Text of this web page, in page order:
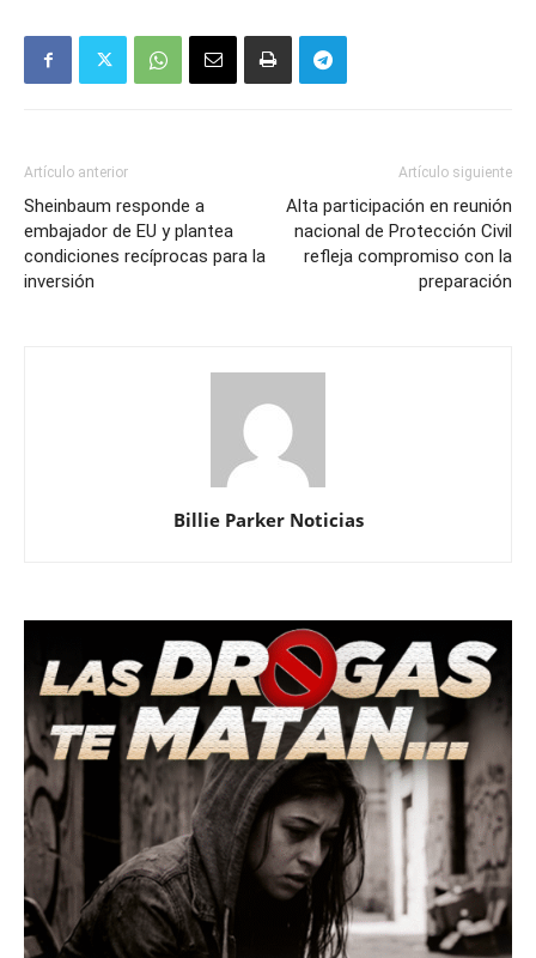
Artículo anterior
Sheinbaum responde a
embajador de EU y plantea
condiciones recíprocas para la
inversión
Artículo siguiente
Alta participación en reunión
nacional de Protección Civil
refleja compromiso con la
preparación
Billie Parker Noticias